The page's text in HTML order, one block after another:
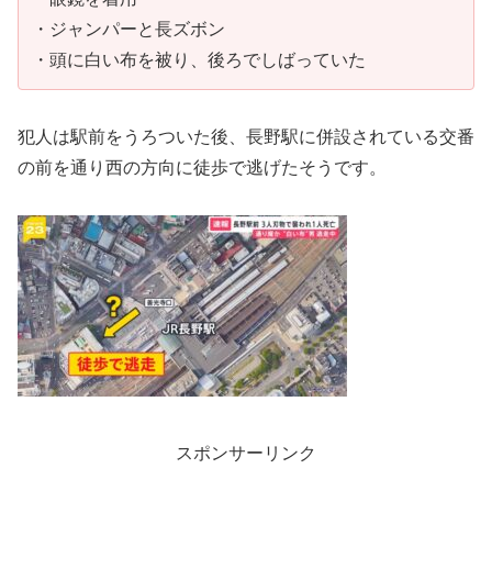
・ジャンパーと長ズボン
・頭に白い布を被り、後ろでしばっていた
犯人は駅前をうろついた後、長野駅に併設されている交番
の前を通り西の方向に徒歩で逃げたそうです。
スポンサーリンク